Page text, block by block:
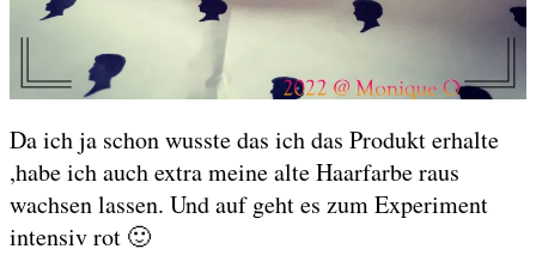
Da ich ja schon wusste das ich das Produkt erhalte
,habe ich auch extra meine alte Haarfarbe raus
wachsen lassen. Und auf geht es zum Experiment
intensiv rot 🙂